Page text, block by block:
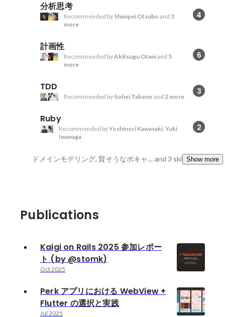
分析思考
4
Recommended by Shimpei Otsubo and 3
more
計画性
6
Recommended byAkitsugu Otaniand 5
more
TDD 3
Recommended by Sohei Takeno and 2 more
Ruby
2
Recommended byYoshinori Kawasaki, Yuki
Iwanaga
ドメインモデリング, 賢そうなボキャブラリ, 地頭がいい and 3 skillsShow more
Publications
Kaigi on Rails 2025 参加レポー
ト (by @stomk)
Oct 2025
Perk アプリにおける WebView +
Flutter の選択と実践
Jul 2025